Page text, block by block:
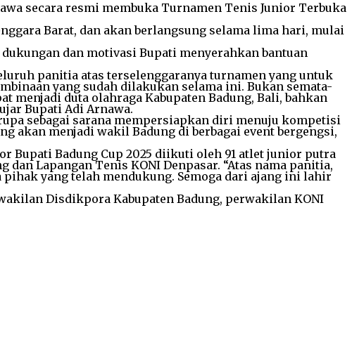
secara resmi membuka Turnamen Tenis Junior Terbuka
Barat, dan akan berlangsung selama lima hari, mulai
dan motivasi Bupati menyerahkan bantuan
panitia atas terselenggaranya turnamen yang untuk
yang sudah dilakukan selama ini. Bukan semata-
duta olahraga Kabupaten Badung, Bali, bahkan
Bupati Adi Arnawa.
sebagai sarana mempersiapkan diri menuju kompetisi
akan menjadi wakil Badung di berbagai event bergengsi,
Bupati Badung Cup 2025 diikuti oleh 91 atlet junior putra
Lapangan Tenis KONI Denpasar. “Atas nama panitia,
yang telah mendukung. Semoga dari ajang ini lahir
Disdikpora Kabupaten Badung, perwakilan KONI